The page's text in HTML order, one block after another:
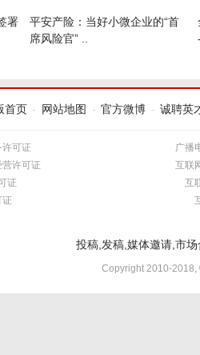
署
平安产险：当好小微企业的“首
席风险官” ..
首页 - 网站地图 - 官方微博 - 诚聘英
可证
许可证
证
证
广播
互联
互
投稿,发稿,媒体邀请,市
Copyright 2010-2018,